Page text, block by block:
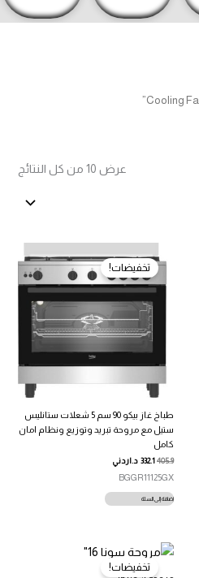
عرض ⁦10⁩ من كل النتائج
تخفيضات!
طباخ غاز بيكو 90 سم 5 شعلات ستانليس
ستيل مع مروحة تبريد وتوزيع ونظام امان
كامل
405.9
332.1 د.اردني
BGGR11125GX
إضافة إلى السلة
تخفيضات!